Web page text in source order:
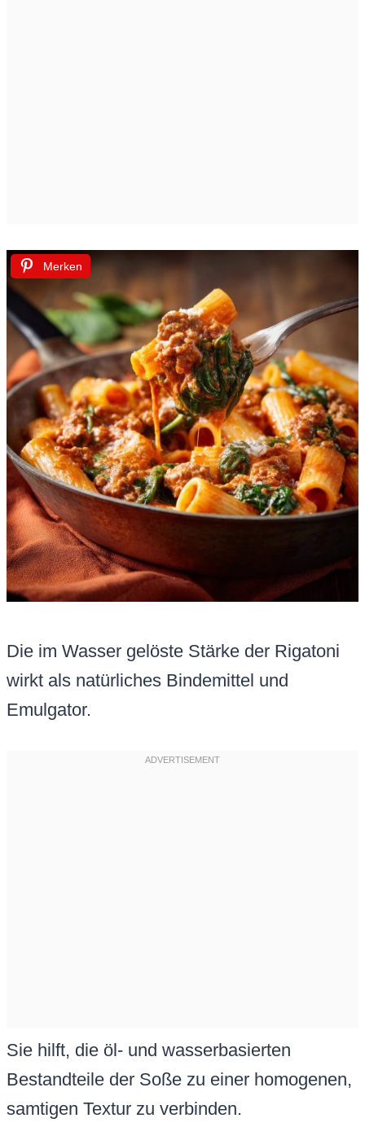
Merken
Die im Wasser gelöste Stärke der Rigatoni
wirkt als natürliches Bindemittel und
Emulgator.
Sie hilft, die öl- und wasserbasierten
Bestandteile der Soße zu einer homogenen,
samtigen Textur zu verbinden.